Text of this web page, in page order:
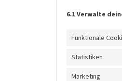
6.1 Verwalte
Funktionale
Statistiken
Marketing